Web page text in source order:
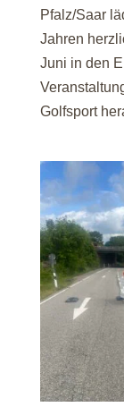
Pfalz/Saar
Jahren
Juni in den
Golfsport